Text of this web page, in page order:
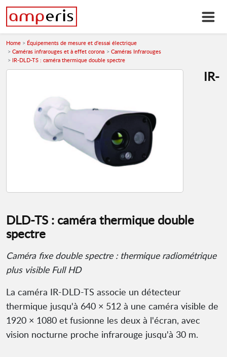
Home
Équipements de mesure et d'essai électrique
Caméras infrarouges et à effet corona
Caméras Infrarouges
IR-DLD-TS : caméra thermique double spectre
IR-
DLD-TS : caméra thermique double
spectre
Caméra fixe double spectre : thermique radiométrique
plus visible Full HD
La caméra IR-DLD-TS associe un détecteur
thermique jusqu'à 640 × 512 à une caméra visible de
1920 × 1080 et fusionne les deux à l'écran, avec
vision nocturne proche infrarouge jusqu'à 30 m.